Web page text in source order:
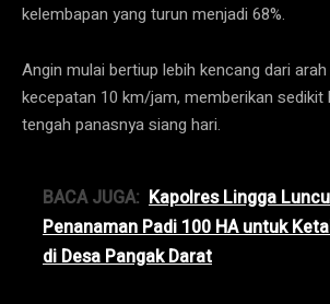
kelembapan yang turun menjadi 68%.
Angin mulai bertiup lebih kencang dari
kecepatan 10 km/jam, memberikan sedikit
tengah panasnya siang hari.
BACA JUGA: Kapolres Lingga
Penanaman Padi 100 HA untuk
di Desa Pangak Darat